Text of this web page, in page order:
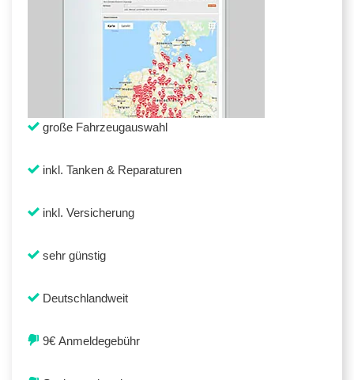
große Fahrzeugauswahl
inkl. Tanken & Reparaturen
inkl. Versicherung
sehr günstig
Deutschlandweit
9€ Anmeldegebühr